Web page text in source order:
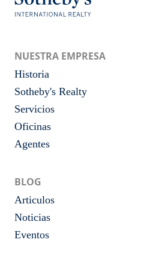
NUESTRA EMPRESA
Historia
Sotheby's Realty
Servicios
Oficinas
Agentes
BLOG
Articulos
Noticias
Eventos